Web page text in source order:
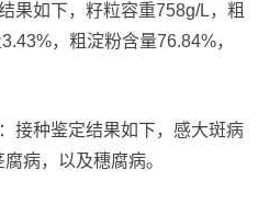
如下，籽粒容重758g/L，粗
，粗淀粉含量76.84%，
种鉴定结果如下，感大斑病
病，以及穗腐病。